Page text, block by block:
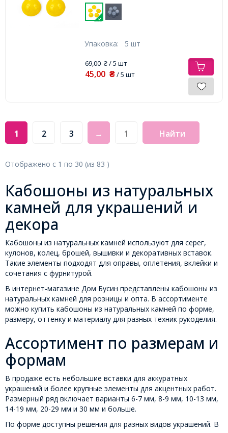
Упаковка: 5 шт
69,00₴/ 5 шт
45,00 ₴/ 5 шт
1 2 3 → Найти
Отображено с 1 по 30 (из 83 )
Кабошоны из натуральных
камней для украшений и
декора
Кабошоны из натуральных камней используют для серег,
кулонов, колец, брошей, вышивки и декоративных вставок.
Такие элементы подходят для оправы, оплетения, вклейки и
сочетания с фурнитурой.
В интернет-магазине Дом Бусин представлены кабошоны из
натуральных камней для розницы и опта. В ассортименте
можно купить кабошоны из натуральных камней по форме,
размеру, оттенку и материалу для разных техник рукоделия.
Ассортимент по размерам и
формам
В продаже есть небольшие вставки для аккуратных
украшений и более крупные элементы для акцентных работ.
Размерный ряд включает варианты 6-7 мм, 8-9 мм, 10-13 мм,
14-19 мм, 20-29 мм и 30 мм и больше.
По форме доступны решения для разных видов украшений. В